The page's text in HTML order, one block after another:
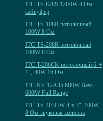
ITC TS-828S 1200W 4 Ом
сабвуфер
ITC TS-108R потолочный
100W 8 Ом
ITC TS-208R потолочный
100W 8 Ом
ITC T-206CK потолочный 6"+
1", 40W 16 Ом
ITC KS-12A35 600W Bass +
600W Full Range
ITC TS-403HW 4 x 3", 100W
8 Ом звуковая колонна